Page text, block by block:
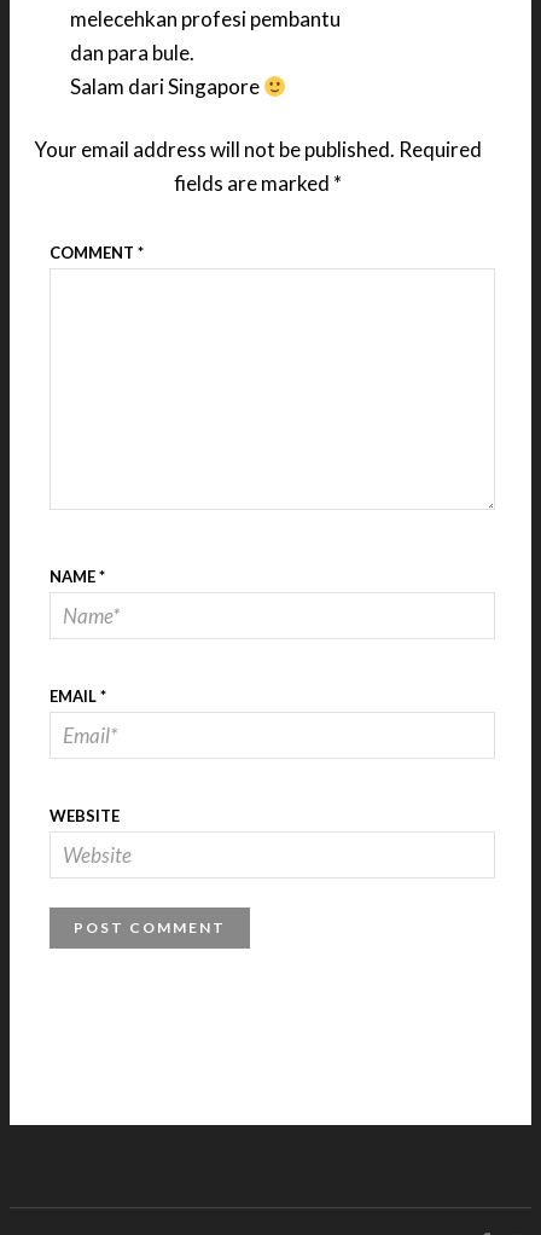
melecehkan profesi pembantu
dan para bule.
Salam dari Singapore
Your email address will not be published. Required
fields are marked *
COMMENT *
NAME*
EMAIL*
WEBSITE